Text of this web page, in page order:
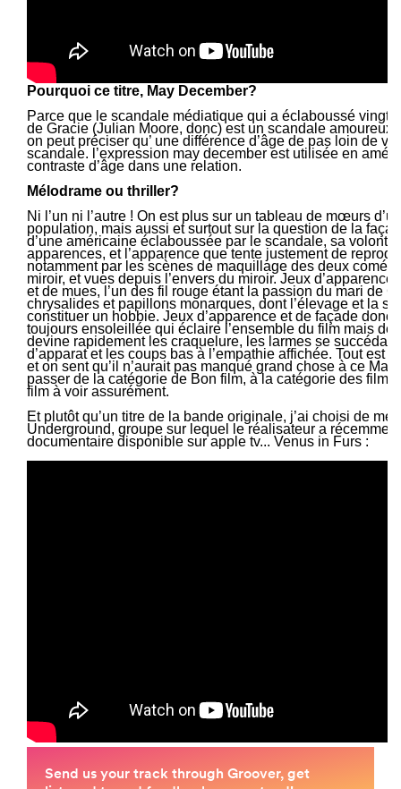
Pourquoi ce titre, May December?
Parce que le scandale médiatique qui a éclaboussé vingt
de Gracie (Julian Moore, donc) est un scandale amoureux,
on peut préciser qu’ une différence d’âge de pas loin de
scandale. l’expression may december est utilisée en
contraste d’âge dans une relation.
Mélodrame ou thriller?
Ni l’un ni l’autre ! On est plus sur un tableau de mœurs
population, mais aussi et surtout sur la question de la
d’une américaine éclaboussée par le scandale, sa volonté
apparences, et l’apparence que tente justement de
notamment par les scènes de maquillage des deux
miroir, et vues depuis l’envers du miroir. Jeux
et de mues, l’un des fil rouge étant la passion du mari de
chrysalides et papillons monarques, dont l’élevage et la
constituer un hobbie. Jeux d’apparence et de façade donc,
toujours ensoleillée qui éclaire l’ensemble du film mais
devine rapidement les craquelure, les larmes se
d’apparat et les coups bas à l’empathie affichée. Tout est
et on sent qu’il n’aurait pas manqué grand chose à ce
passer de la catégorie de Bon film, à la catégorie des films
film à voir assurément.
Et plutôt qu’un titre de la bande originale, j’ai choisi de
Underground, groupe sur lequel le réalisateur a
documentaire disponible sur apple tv... Venus in Furs :